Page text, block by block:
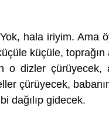
hala iriyim. Ama
küçüle, toprağın
o dizler çürüyecek,
çürüyecek,
dağılıp gidecek.